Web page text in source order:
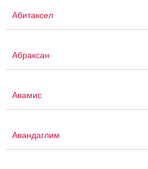
Абитаксел
Абраксан
Авамис
Авандаглим